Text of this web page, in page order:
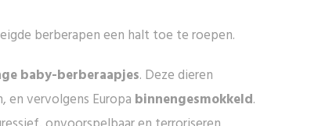
berberapen een halt toe te roepen.
baby-berberaapjes. Deze dieren
vervolgens Europa binnengesmokkeld.